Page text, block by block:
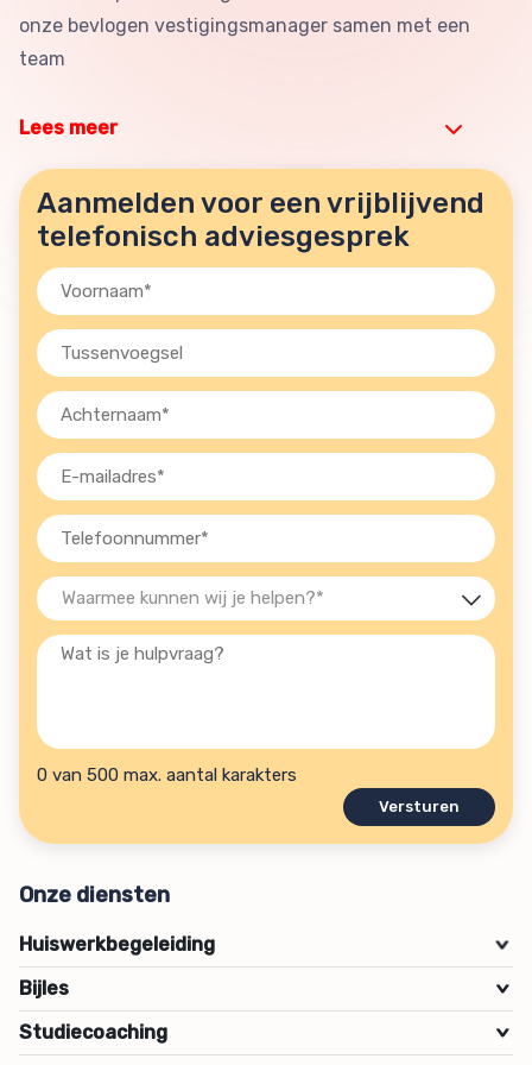
onze bevlogen vestigingsmanager samen met een
team
Lees meer
Aanmelden voor een vrijblijvend
telefonisch adviesgesprek
Voornaam
(Vereist)
Tussenvoegsel
Achternaam
(Vereist)
E-
mailadres
(Vereist)
Telefoon
(Vereist)
Waarmee
kunnen
wij
(Vereist)
Wat
hulpvraag?
0 van 500 max. aantal karakters
Onze diensten
Huiswerkbegeleiding >
Bijles >
Studiecoaching >